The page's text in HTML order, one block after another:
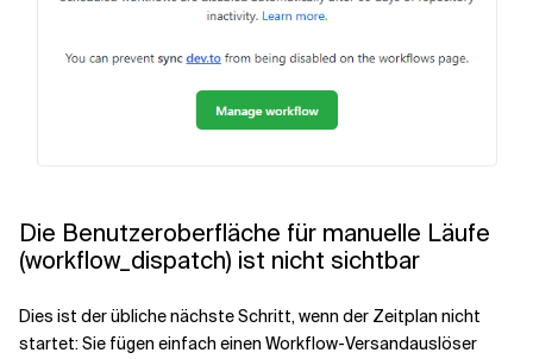
Die Benutzeroberfläche für manuelle Läufe
(workflow_dispatch) ist nicht sichtbar
Dies ist der übliche nächste Schritt, wenn der Zeitplan nicht
startet: Sie fügen einfach einen Workflow-Versandauslöser